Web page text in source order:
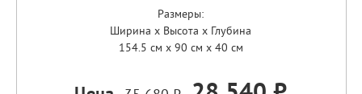
Размеры:
Ширина x Высота x Глубина
154.5 см x 90 см x 40 см